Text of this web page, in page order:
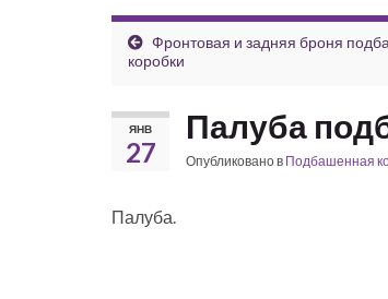
Фронтовая и задняя броня
коробки
ЯНВ
27
Палуба
Опубликовано в Подбашенная
Палуба.